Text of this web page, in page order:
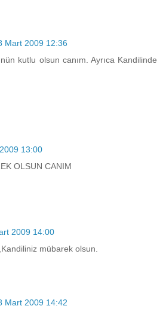
Mart 2009 12:36
kutlu olsun canım. Ayrıca Kandilinde
13:00
OLSUN CANIM
2009 14:00
mübarek olsun.
Mart 2009 14:42